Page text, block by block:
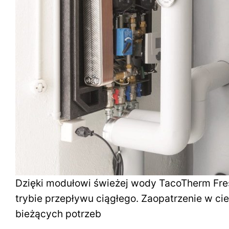
Dzięki modułowi świeżej wody TacoTherm
trybie przepływu ciągłego. Zaopatrzenie w
bieżących potrzeb